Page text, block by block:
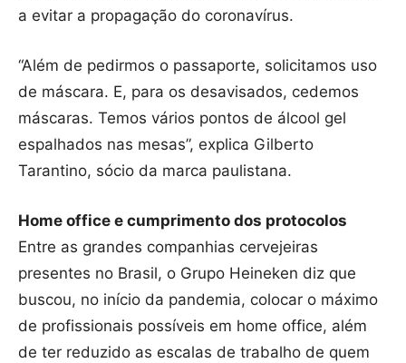
a evitar a propagação do coronavírus.
“Além de pedirmos o passaporte, solicitamos uso
de máscara. E, para os desavisados, cedemos
máscaras. Temos vários pontos de álcool gel
espalhados nas mesas”, explica Gilberto
Tarantino, sócio da marca paulistana.
Home office e cumprimento dos protocolos
Entre as grandes companhias cervejeiras
presentes no Brasil, o Grupo Heineken diz que
buscou, no início da pandemia, colocar o máximo
de profissionais possíveis em home office, além
de ter reduzido as escalas de trabalho de quem